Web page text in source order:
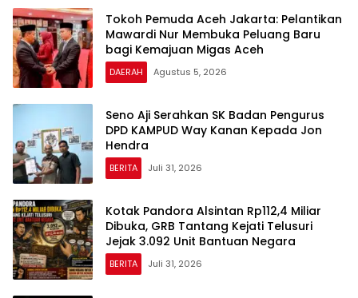
Tokoh Pemuda Aceh Jakarta: Pelantikan
Mawardi Nur Membuka Peluang Baru
bagi Kemajuan Migas Aceh
DAERAH Agustus 5, 2026
Seno Aji Serahkan SK Badan Pengurus
DPD KAMPUD Way Kanan Kepada Jon
Hendra
BERITA Juli 31, 2026
Kotak Pandora Alsintan Rp112,4 Miliar
Dibuka, GRB Tantang Kejati Telusuri
Jejak 3.092 Unit Bantuan Negara
BERITA Juli 31, 2026